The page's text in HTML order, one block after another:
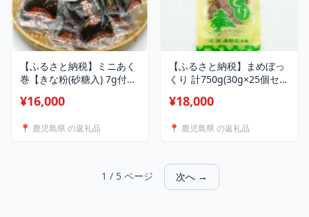
【ふるさと納税】ミニあく
巻【きな粉(砂糖入) 7g付】
¥16,000
📍 鹿児島県 の返礼品
【ふるさと納税】まめぼっ
くり 計750g(30g×25個セッ
¥18,000
📍 鹿児島県 の返礼品
1 / 5 ページ 次へ →